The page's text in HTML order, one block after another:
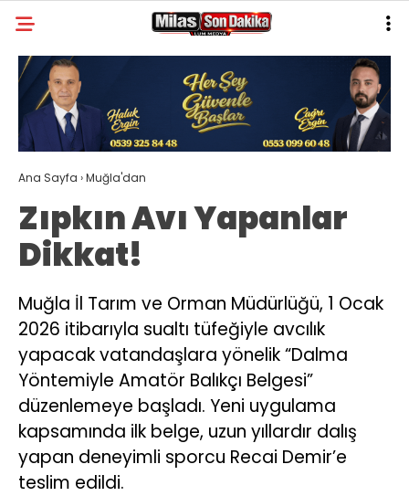
26.4
GALERİ YAZARLAR
MILAS
MUĞLA’DAN
ASAYIŞ
GÜNDEM
EKONOMI
SPOR
VEFAT
GENEL
İLETIŞIM
KÜNYE
Ana Sayfa ›Muğla'dan
Zıpkın Avı Yapanlar
Dikkat!
Muğla İl Tarım ve Orman Müdürlüğü, 1 Ocak
2026 itibarıyla sualtı tüfeğiyle avcılık
yapacak vatandaşlara yönelik “Dalma
Yöntemiyle Amatör Balıkçı Belgesi”
düzenlemeye başladı. Yeni uygulama
kapsamında ilk belge, uzun yıllardır dalış
yapan deneyimli sporcu Recai Demir’e
teslim edildi.